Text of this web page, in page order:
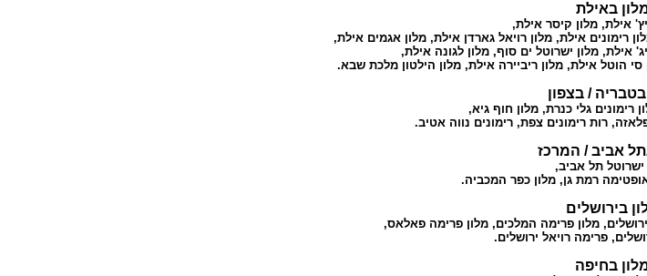
באילת
אילת, מלון קיסר אילת,
רימונים אילת, מלון רויאל גארדן אילת, מלון אגמים אילת,
אילת,מלון ישרוטל ים סוף,מלון לגונה אילת,
סי הוטל אילת, מלון ריביירה אילת, מלון הילטון מלכת שבא.
בטבריה / בצפון
רימונים גלי כנרת, מלון חוף גיא,
פלאזה,רות רימונים צפת,רימונים נווה אטיב.
אביב / המרכז
ישרוטל תל אביב,
רמת גן,מלון כפר המכביה.
בירושלים
, מלון פרימה המלכים, מלון פרימה פאלאס,
,פרימה רויאל ירושלים.
בחיפה